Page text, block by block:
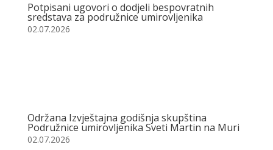
Potpisani ugovori o dodjeli bespovratnih
sredstava za podružnice umirovljenika
02.07.2026
Održana Izvještajna godišnja skupština
Podružnice umirovljenika Sveti Martin na Muri
02.07.2026